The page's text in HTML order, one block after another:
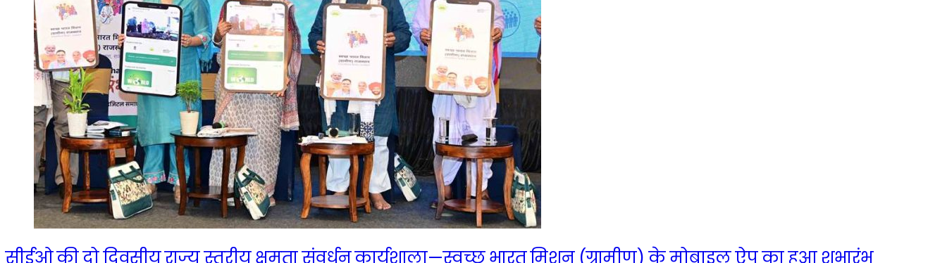
सीईओ की दो दिवसीय राज्य स्तरीय क्षमता संवर्धन कार्यशाला—स्वच्छ भारत मिशन (ग्रामीण) के मोबाइल ऐप का हुआ शुभारंभ